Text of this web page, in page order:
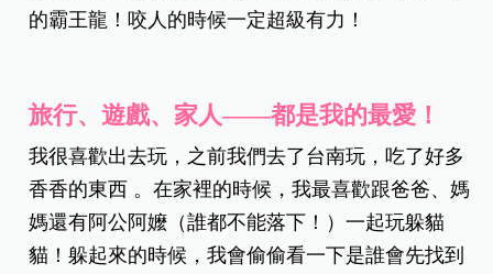
的霸王龍！咬人的時候一定超級有力！
旅行、遊戲、家人——都是我的最愛！
我很喜歡出去玩，之前我們去了台南玩，吃了好多
香香的東西 。在家裡的時候，我最喜歡跟爸爸、媽
媽還有阿公阿嬤（誰都不能落下！）一起玩躲貓
貓！躲起來的時候，我會偷偷看一下是誰會先找到